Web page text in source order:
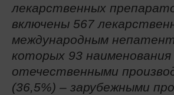
лекарственных
включены 567
международным
которых 93
отечественными
(36,5%) – зарубежными